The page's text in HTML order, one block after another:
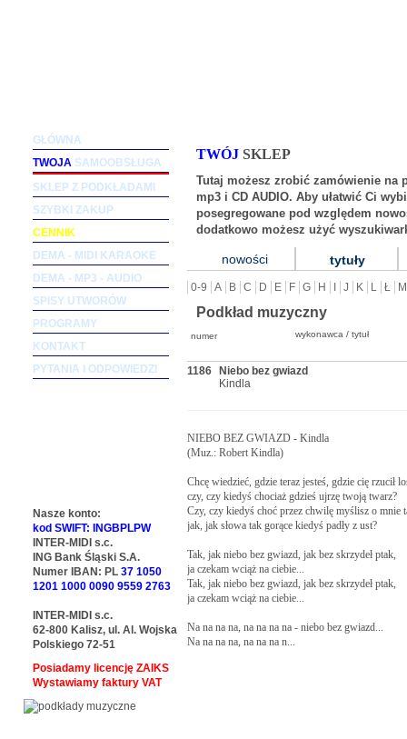
TWÓJ SKLEP
Tutaj możesz zrobić zamówienie na
mp3 i CD AUDIO. Aby ułatwić Ci
posegregowane pod względem
dodatkowo możesz użyć
nowości tytuły
0-9 A B C D E F G H J K L Ł M
Podkład muzyczny
numer wykonawca / tytuł
1186
Niebo bez gwiazd
Kindla
NIEBO BEZ GWIAZD - Kindla
(Muz.: Robert Kindla)
Chcę wiedzieć, gdzie teraz jesteś, gdzie cię rzucił
czy, czy kiedyś chociaż gdzieś ujrzę twoją twarz?
Czy, czy kiedyś choć przez chwilę myślisz o mnie
jak, jak słowa tak gorące kiedyś padły z ust?
Tak, jak niebo bez gwiazd, jak bez skrzydeł ptak,
ja czekam wciąż na ciebie...
Tak, jak niebo bez gwiazd, jak bez skrzydeł ptak,
ja czekam wciąż na ciebie...
Na na na na, na na na na - niebo bez gwiazd...
Na na na na, na na na n...
GŁÓWNA
TWOJA SAMOOBSŁUGA
SKLEP Z PODKŁADAMI
SZYBKI ZAKUP
CENNIK
DEMA - MIDI KARAOKE
DEMA - MP3 - AUDIO
SPISY UTWORÓW
PROGRAMY
KONTAKT
PYTANIA I ODPOWIEDZI
Nasze konto:
kod SWIFT: INGBPLPW
INTER-MIDI s.c.
ING Bank Śląski S.A.
Numer IBAN: PL 37 1050
1201 1000 0090 9559 2763
INTER-MIDI s.c.
62-800 Kalisz, ul. Al. Wojska
Polskiego 72-51
Posiadamy licencję ZAIKS
Wystawiamy faktury VAT